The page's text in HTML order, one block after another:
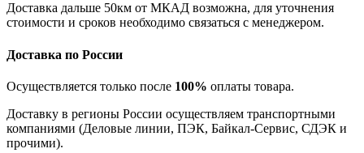
Доставка дальше 50км от МКАД возможна, для уточнения
стоимости и сроков необходимо связаться с менеджером.
Доставка по России
Осуществляется только после 100% оплаты товара.
Доставку в регионы России осуществляем транспортными
компаниями (Деловые линии, ПЭК, Байкал-Сервис, СДЭК и
прочими).